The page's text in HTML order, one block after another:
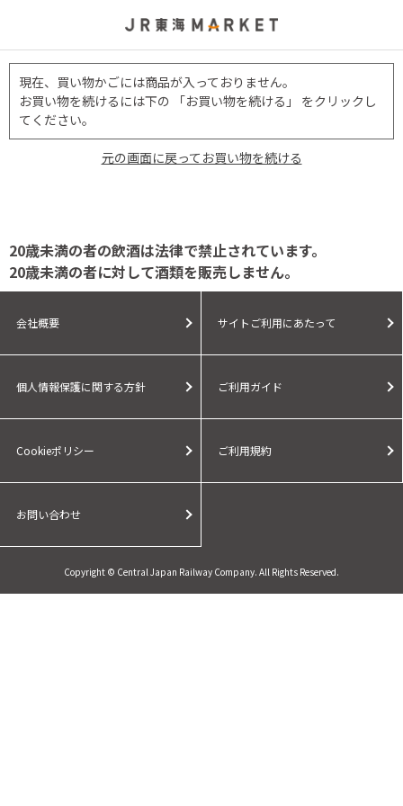
現在、買い物かごには商品が入っておりません。
お買い物を続けるには下の 「お買い物を続ける」 をクリックし
てください。
元の画面に戻ってお買い物を続ける
20歳未満の者の飲酒は法律で禁止されています。
20歳未満の者に対して酒類を販売しません。
会社概要 サイトご利用にあたって
個人情報保護に関する方針 ご利用ガイド
Cookieポリシー ご利用規約
お問い合わせ
Copyright © Central Japan Railway Company. All Rights Reserved.